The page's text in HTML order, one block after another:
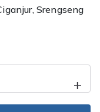
Srengseng
+